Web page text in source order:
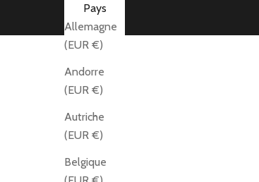
Pays
Allemagne
(EUR €)
Andorre
(EUR €)
Autriche
(EUR €)
Belgique